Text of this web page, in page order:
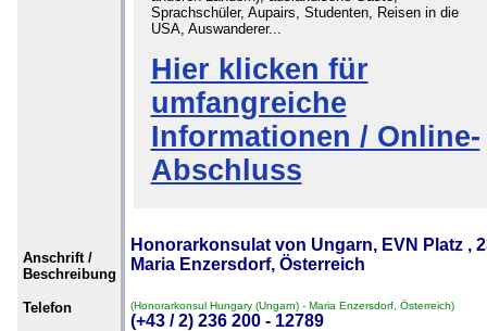
Sprachschüler, Aupairs, Studenten, Reisen in die
USA, Auswanderer...
Hier klicken für
umfangreiche
Informationen / Online-
Abschluss
Anschrift /
Beschreibung
Honorarkonsulat von Ungarn, EVN Platz ,
Maria Enzersdorf, Österreich
Telefon (Honorarkonsul Hungary (Ungarn) - Maria Enzersdorf, Österreich)
(+43 / 2) 236 200 - 12789